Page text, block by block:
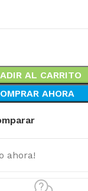
AL CARRITO
AHORA
ahora!